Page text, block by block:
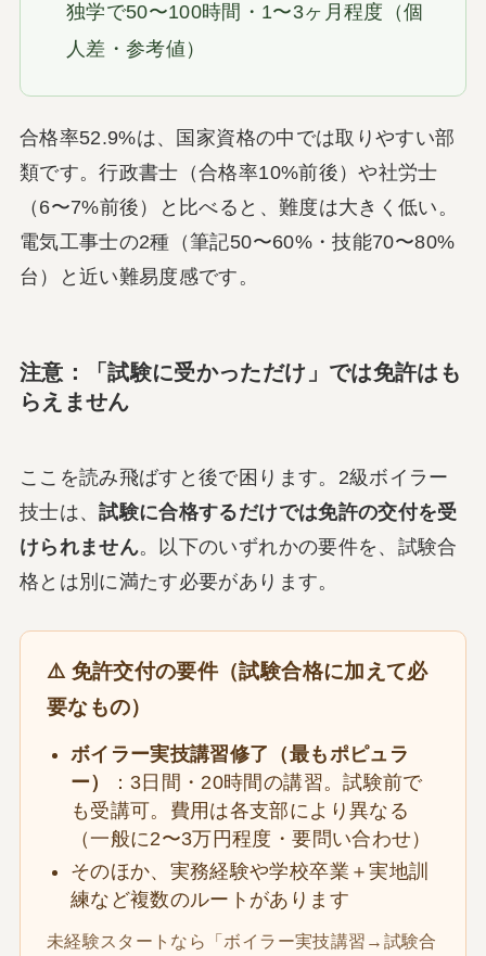
独学で50〜100時間・1〜3ヶ月程度（個
人差・参考値）
合格率52.9%は、国家資格の中では取りやすい部
類です。行政書士（合格率10%前後）や社労士
（6〜7%前後）と比べると、難度は大きく低い。
電気工事士の2種（筆記50〜60%・技能70〜80%
台）と近い難易度感です。
注意：「試験に受かっただけ」では免許はも
らえません
ここを読み飛ばすと後で困ります。2級ボイラー
技士は、試験に合格するだけでは免許の交付を受
けられません。以下のいずれかの要件を、試験合
格とは別に満たす必要があります。
⚠️ 免許交付の要件（試験合格に加えて必
要なもの）
ボイラー実技講習修了（最もポピュラ
ー）
：3日間・20時間の講習。試験前で
も受講可。費用は各支部により異なる
（一般に2〜3万円程度・要問い合わせ）
そのほか、実務経験や学校卒業＋実地訓
練など複数のルートがあります
未経験スタートなら「ボイラー実技講習→試験合